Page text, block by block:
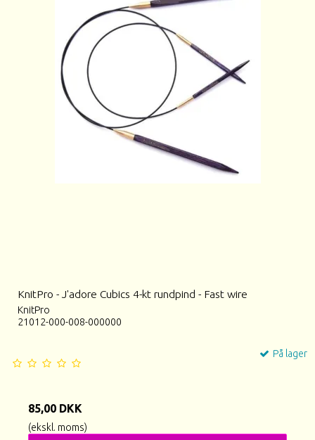
KnitPro - J'adore Cubics 4-kt rundpind - Fast wire
KnitPro
21012-000-008-000000
På lager
85,00 DKK
(ekskl. moms)